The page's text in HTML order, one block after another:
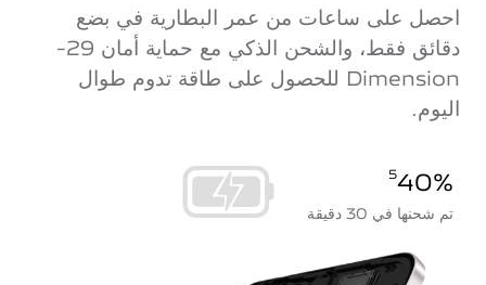
احصل على ساعات من عمر البطارية في بضع
دقائق فقط، والشحن الذكي مع حماية أمان 29-
Dimension للحصول على طاقة تدوم طوال
اليوم.
40%
5
تم شحنها في 30 دقيقة